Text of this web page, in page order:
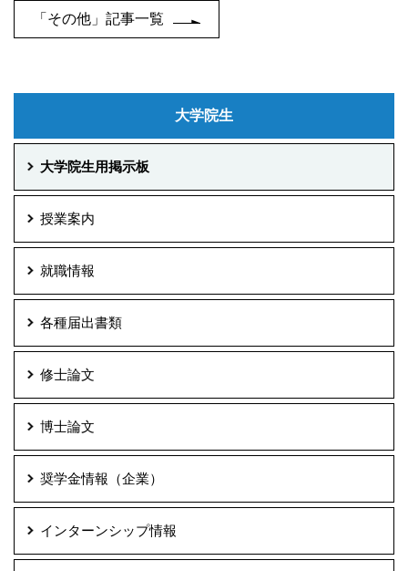
「その他」記事一覧
大学院生
大学院生用掲示板
授業案内
就職情報
各種届出書類
修士論文
博士論文
奨学金情報（企業）
インターンシップ情報